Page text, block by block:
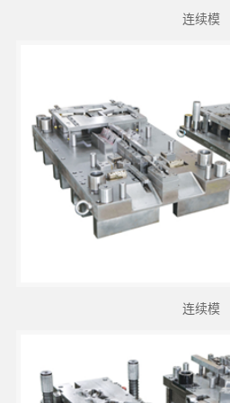
连续模
连续模